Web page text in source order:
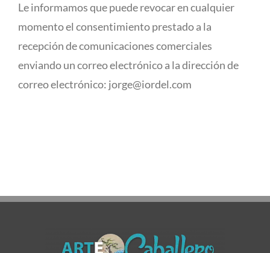
Le informamos que puede revocar en cualquier
momento el consentimiento prestado a la
recepción de comunicaciones comerciales
enviando un correo electrónico a la dirección de
correo electrónico: jorge@iordel.com